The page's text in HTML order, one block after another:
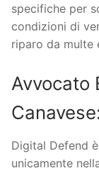
specifiche per
condizioni di
riparo da multe
Avvocato
Digital Defend
unicamente